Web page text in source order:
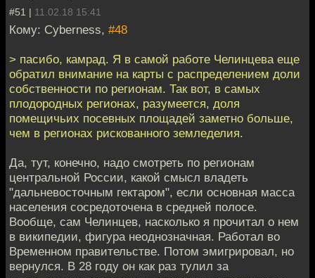
#51 | 11.02.18 15:41
Кому: Cyberness, #48
> пасибо, камрад. Я в самой работе Челинцева еще
обратил внимание на карты с распределением доли
собственности по регионам. Так вот, в самых
плодородных регионах, разумеется, доля
помещичьих посевных площадей заметно больше,
чем в регионах рискованного земледелия.
Да, тут, конечно, надо смотреть по регионам
центральной России, какой смысл владеть
"дальневосточным гектаром", если основная масса
населения сосредоточена в средней полосе.
Вообще, сам Челинцев, насколько я прочитал о нем
в википедии, фигура неоднозначная. Работал во
Временном правительстве. Потом эмигрировал, но
вернулся. В 28 году он как раз тулил за